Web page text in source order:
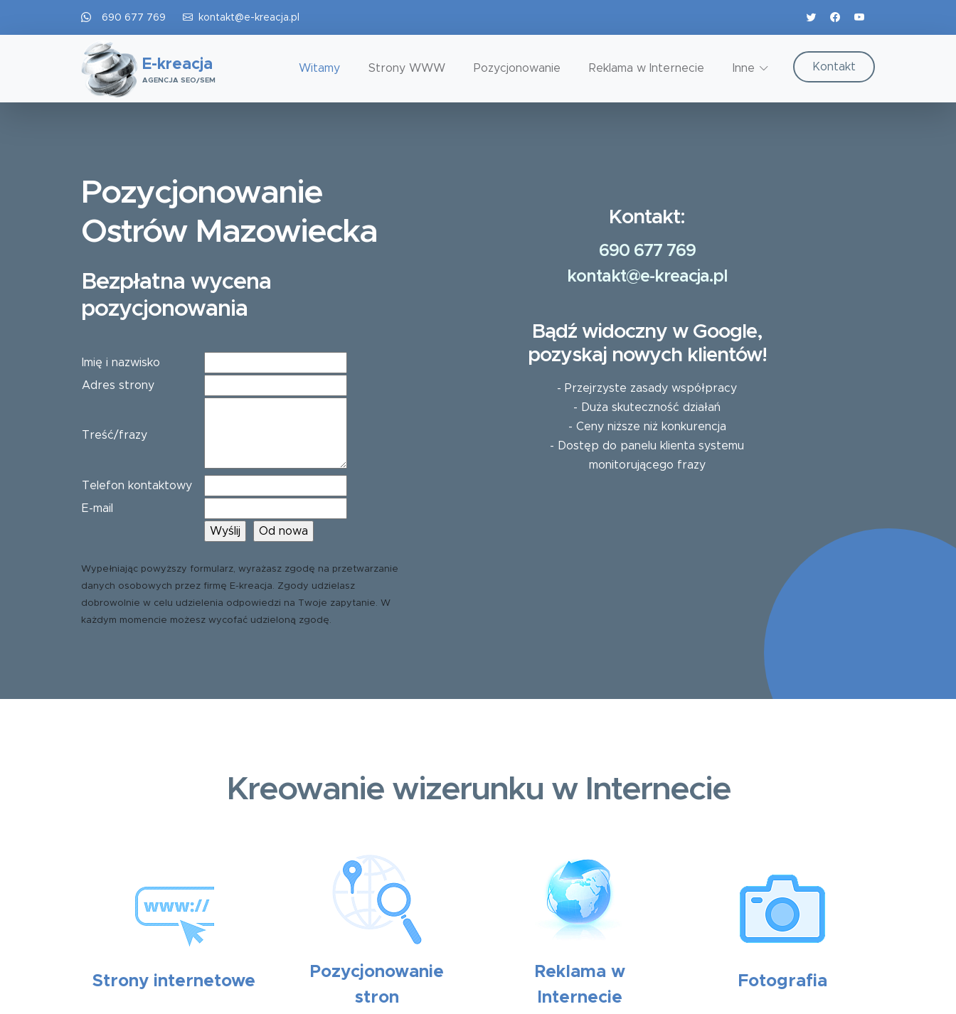
690 677 769 kontakt@e-kreacja.pl
E-kreacja
AGENCJA SEO/SEM
Witamy Strony WWW Pozycjonowanie Reklama w Internecie Inne Kontakt
Pozycjonowanie
Ostrów Mazowiecka
Bezpłatna wycena
pozycjonowania
Imię i nazwisko
Adres strony
Treść/frazy
Telefon kontaktowy
E-mail
Wypełniając powyższy formularz, wyrażasz zgodę na przetwarzanie
danych osobowych przez firmę E-kreacja. Zgody udzielasz
dobrowolnie w celu udzielenia odpowiedzi na Twoje zapytanie. W
każdym momencie możesz wycofać udzieloną zgodę.
Kontakt:
690 677 769
kontakt@e-kreacja.pl
Bądź widoczny w Google,
pozyskaj nowych klientów!
- Przejrzyste zasady współpracy
- Duża skuteczność działań
- Ceny niższe niż konkurencja
- Dostęp do panelu klienta systemu
monitorującego frazy
Kreowanie wizerunku w Internecie
Strony internetowe
Pozycjonowanie
stron
Reklama w
Internecie
Fotografia